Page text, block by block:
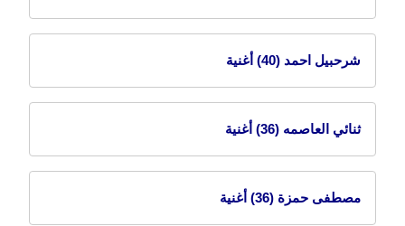
شرحبيل احمد (40) أغنية
ثنائي العاصمه (36) أغنية
مصطفى حمزة (36) أغنية